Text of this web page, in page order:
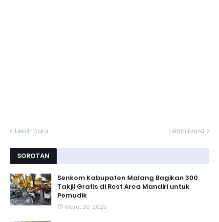
Lebih baru Lebih lama
SOROTAN
Senkom Kabupaten Malang Bagikan 300
Takjil Gratis di Rest Area Mandiri untuk
Pemudik
Maret 29, 2025